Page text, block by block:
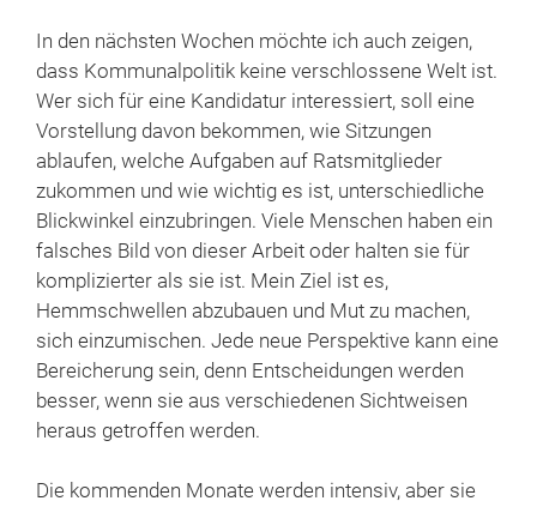
In den nächsten Wochen möchte ich auch zeigen,
dass Kommunalpolitik keine verschlossene Welt ist.
Wer sich für eine Kandidatur interessiert, soll eine
Vorstellung davon bekommen, wie Sitzungen
ablaufen, welche Aufgaben auf Ratsmitglieder
zukommen und wie wichtig es ist, unterschiedliche
Blickwinkel einzubringen. Viele Menschen haben ein
falsches Bild von dieser Arbeit oder halten sie für
komplizierter als sie ist. Mein Ziel ist es,
Hemmschwellen abzubauen und Mut zu machen,
sich einzumischen. Jede neue Perspektive kann eine
Bereicherung sein, denn Entscheidungen werden
besser, wenn sie aus verschiedenen Sichtweisen
heraus getroffen werden.
Die kommenden Monate werden intensiv, aber sie